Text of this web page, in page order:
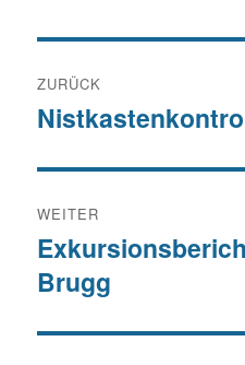
ZURÜCK
Vorheriger
WEITER
Nächster
Beitrag:
Brugg